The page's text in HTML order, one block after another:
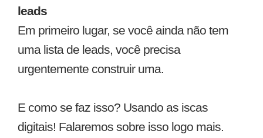
leads
Em primeiro lugar, se você ainda não tem
uma lista de leads, você precisa
urgentemente construir uma.
E como se faz isso? Usando as iscas
digitais! Falaremos sobre isso logo mais.